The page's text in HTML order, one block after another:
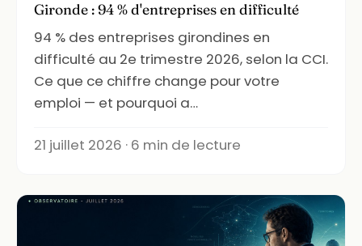
Gironde : 94 % d'entreprises en difficulté
94 % des entreprises girondines en
difficulté au 2e trimestre 2026, selon la CCI.
Ce que ce chiffre change pour votre
emploi — et pourquoi a…
21 juillet 2026 · 6 min de lecture